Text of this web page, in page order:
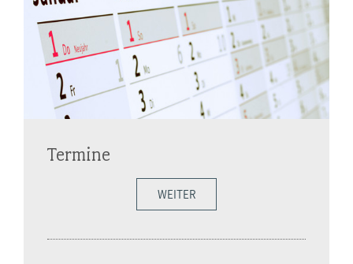
Termine
WEITER